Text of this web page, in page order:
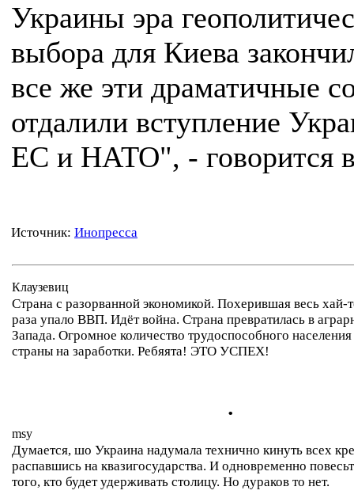
Украины эра
выбора для Киева
все же эти драматичные
отдалили вступление
ЕС и НАТО", - говорится в
Источник: Инопресса
Клаузевиц
Страна с разорванной экономикой. Похерившая весь хай-
раза упало ВВП. Идёт война. Страна превратилась в
Запада. Огромное количество трудоспособного
страны на заработки. Ребяята! ЭТО УСПЕХ!
.
msy
Думается, шо Украина надумала технично кинуть всех
распавшись на квазигосударства. И одновременно
того, кто будет удерживать столицу. Но дураков то нет.